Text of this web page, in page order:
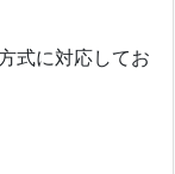
式に対応してお